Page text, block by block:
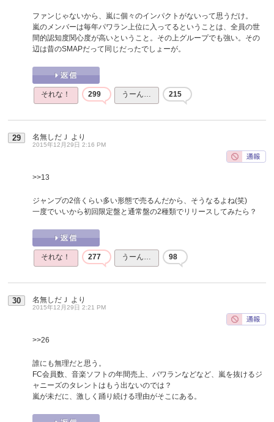
ファンじゃないから、嵐に個々のインパクトがないって思うだけ。
嵐のメンバーは毎年パワラン上位に入ってるということは、全員の世
間的認知度関心度が高いということ。その上グループでも強い。その
辺は昔のSMAPだって同じだったでしょーが。
それな！ 299 うーん… 215
29 名無しだＪ より
2015年12月29日 2:16 PM
>>13
ジャンプの2倍くらい多い形態で売るんだから、そうなるよね(笑)
一度でいいから初回限定盤と通常盤の2種類でリリースしてみたら？
それな！ 277 うーん… 98
30 名無しだＪ より
2015年12月29日 2:21 PM
>>26
誰にも無理だと思う。
FC会員数、音楽ソフトの年間売上、パワランなどなど、嵐を抜けるジ
ャニーズのタレントはもう出ないのでは？
嵐が未だに、激しく踊り続ける理由がそこにある。